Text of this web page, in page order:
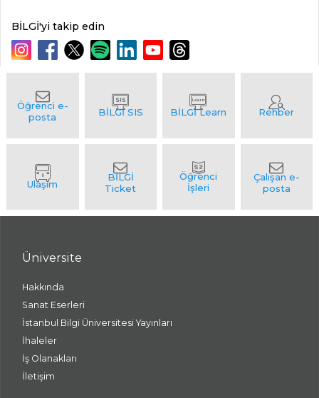
BİLGİ'yi takip edin
Üniversite
Hakkında
Sanat Eserleri
İstanbul Bilgi Üniversitesi Yayınları
İhaleler
İş Olanakları
İletişim